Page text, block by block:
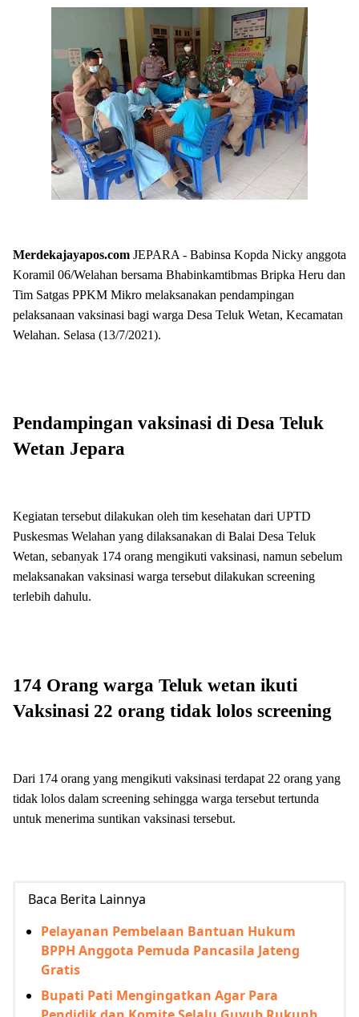
Merdekajayapos.com JEPARA - Babinsa Kopda Nicky anggota
Koramil 06/Welahan bersama Bhabinkamtibmas Bripka Heru dan
Tim Satgas PPKM Mikro melaksanakan pendampingan
pelaksanaan vaksinasi bagi warga Desa Teluk Wetan, Kecamatan
Welahan. Selasa (13/7/2021).
Pendampingan vaksinasi di Desa Teluk
Wetan Jepara
Kegiatan tersebut dilakukan oleh tim kesehatan dari UPTD
Puskesmas Welahan yang dilaksanakan di Balai Desa Teluk
Wetan, sebanyak 174 orang mengikuti vaksinasi, namun sebelum
melaksanakan vaksinasi warga tersebut dilakukan screening
terlebih dahulu.
174 Orang warga Teluk wetan ikuti
Vaksinasi 22 orang tidak lolos screening
Dari 174 orang yang mengikuti vaksinasi terdapat 22 orang yang
tidak lolos dalam screening sehingga warga tersebut tertunda
untuk menerima suntikan vaksinasi tersebut.
Baca Berita Lainnya
Pelayanan Pembelaan Bantuan Hukum
BPPH Anggota Pemuda Pancasila Jateng
Gratis
Bupati Pati Mengingatkan Agar Para